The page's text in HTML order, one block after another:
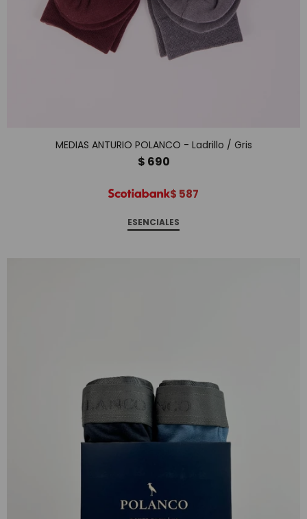
MEDIAS ANTURIO POLANCO - Ladrillo / Gris
$ 690
$ 587
ESENCIALES